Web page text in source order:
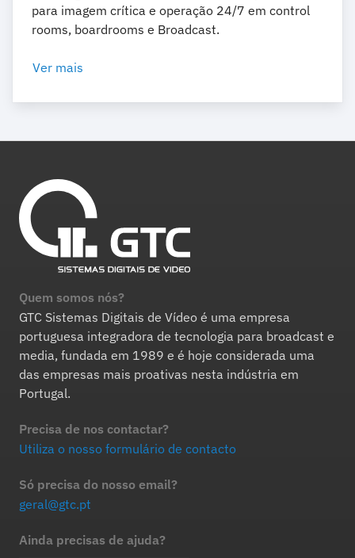
para imagem crítica e operação 24/7 em control
rooms, boardrooms e Broadcast.
Ver mais
Quem somos nós?
GTC Sistemas Digitais de Vídeo é uma empresa
portuguesa integradora de tecnologia para broadcast e
media, fundada em 1989 e é hoje considerada uma
das empresas mais proativas nesta indústria em
Portugal.
Precisa de nos contactar?
Utiliza o nosso formulário de contacto
Só precisa do nosso email?
geral@gtc.pt
Ainda precisas de ajuda?